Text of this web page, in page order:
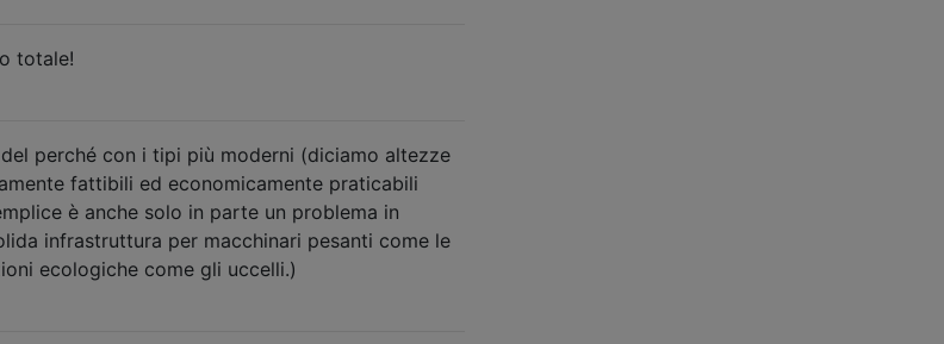
totale!
perché con i tipi più moderni (diciamo altezze
fattibili ed economicamente praticabili
è anche solo in parte un problema in
infrastruttura per macchinari pesanti come le
ecologiche come gli uccelli.)